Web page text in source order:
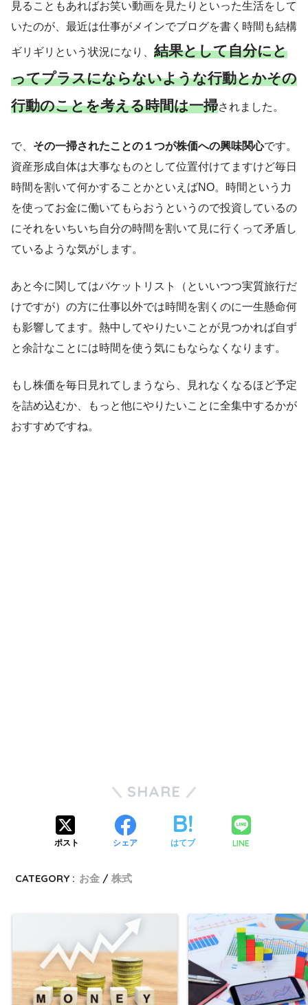
見ることもあればお笑い動画を見たりといった生活をして
いたのが、最近は仕事がメインでブログを書く時間も結構
ギリギリという状況になり、 結果として自分にと
ってプラスにならないような行動とかその
行動のことを考える時間は一掃されました。
で、 その一掃されたことの１つが株価への興味関心です。
資産形成自体は大事なものとして位置付けてますけど毎日
時間を割いて何かすることかといえばNO。時間という力
を使ってお金に働いてもらおうというので投資しているの
にそれをいちいち自分の時間を割いて見に行くって矛盾し
ているような気がします。
あと今に関してはバケットリスト（といいつつ実質旅行だ
けですが）の方に仕事以外では時間を割くのに一生懸命何
も影響してます。熱中してやりたいことが見つかれば自ず
と余計なことには時間を使う気にもならなくなります。
もし株価を毎日見れてしまうなら、見れなくなるほど予定
を詰め込むか、もっと他にやりたいことに全集中するかが
おすすめですね。
SHARE
ポスト シェア はてブ LINE
CATEGORY : お金 株式